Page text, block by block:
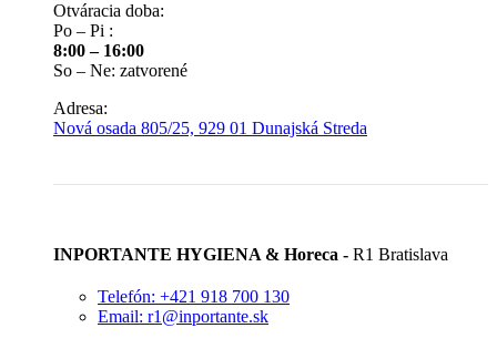
Otváracia doba:
Po – Pi :
8:00 – 16:00
So – Ne: zatvorené
Adresa:
Nová osada 805/25, 929 01 Dunajská Streda
INPORTANTE HYGIENA & Horeca - R1 Bratislava
Telefón: +421 918 700 130
Email: r1@inportante.sk